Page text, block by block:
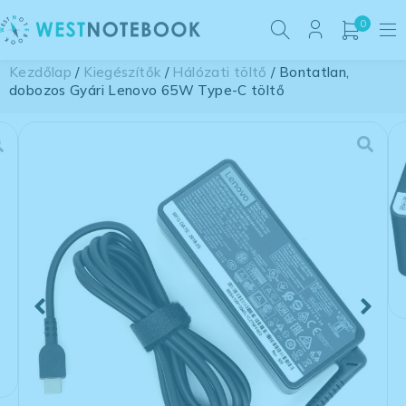
0
Kezdőlap / Kiegészítők / Hálózati töltő / Bontatlan,
dobozos Gyári Lenovo 65W Type-C töltő